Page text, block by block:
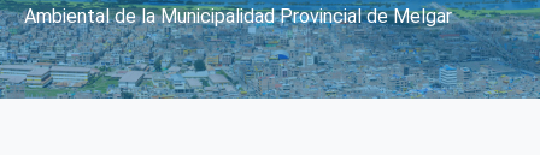
Ambiental de la Municipalidad Provincial de Melgar